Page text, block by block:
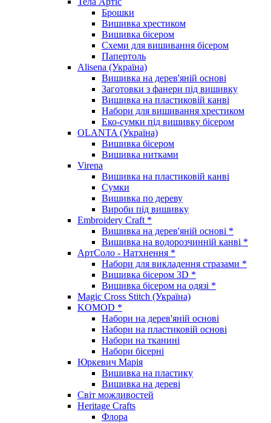
Брошки
Вишивка хрестиком
Вишивка бісером
Схеми для вишивання бісером
Папертоль
Alisena (Україна)
Вишивка на дерев'яній основі
Заготовки з фанери під вишивку
Вишивка на пластиковій канві
Набори для вишивання хрестиком
Еко-сумки під вишивку бісером
OLANTA (Україна)
Вишивка бісером
Вишивка нитками
Virena
Вишивка на пластиковій канві
Сумки
Вишивка по дереву
Вироби під вишивку
Embroidery Craft *
Вишивка на дерев'яній основі *
Вишивка на водорозчинній канві *
АртСоло - Натхнення *
Набори для викладення стразами *
Вишивка бісером 3D *
Вишивка бісером на одязі *
Magic Cross Stitch (Україна)
KOMOD *
Набори на дерев'яній основі
Набори на пластиковій основі
Набори на тканині
Набори бісерні
Юркевич Марія
Вишивка на пластику
Вишивка на дереві
Світ можливостей
Heritage Crafts
Флора